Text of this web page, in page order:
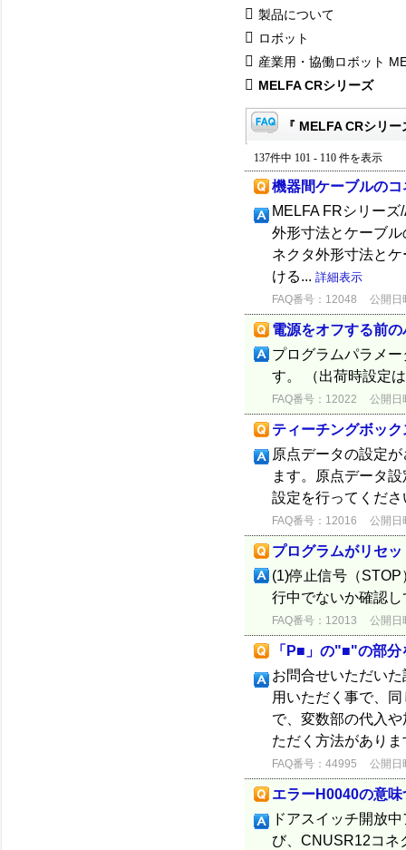
製品について
ロボット
産業用・協働ロボット
MELFA CRシリーズ
『 MELFA CRシリ
137件中 101 - 110 件を表示
機器間ケーブルの
MELFA FRシリー
外形寸法とケーブ
ネクタ外形寸法と
ける... 詳細表示
FAQ番号：12048 公開日
電源をオフする前
プログラムパラメ
す。 （出荷時設定
FAQ番号：12022 公開日
ティーチングボッ
原点データの設定
ます。原点データ
設定を行ってくだ
FAQ番号：12016 公開日
プログラムがリセ
(1)停止信号（
行中でないか確認
FAQ番号：12013 公開日
「P■」の"■"の部
お問合せいただい
用いただく事で、
で、変数部の代入
ただく方法があり
FAQ番号：44995 公開日
エラーH0040の意味
ドアスイッチ開放
び、CNUSR12コネ